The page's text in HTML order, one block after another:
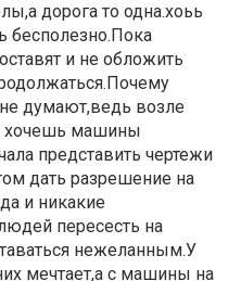
дорога то одна.хоьь
бесполезно.Пока
и не обложить
не думают,ведь возле
хочешь машины
представить чертежи
дать разрешение на
и никакие
пересесть на
нежеланным.У
мечтает,а с машины на